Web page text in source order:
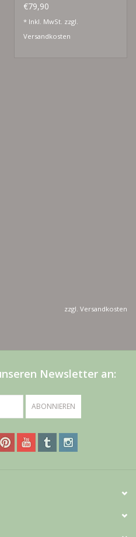
€79,90
* Inkl. MwSt. zzgl.
Versandkosten
zzgl. Versandkosten
Newsletter an:
ABONNIEREN